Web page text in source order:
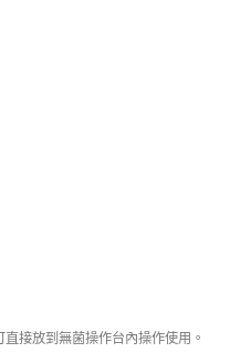
接放到無菌操作台內操作使用。